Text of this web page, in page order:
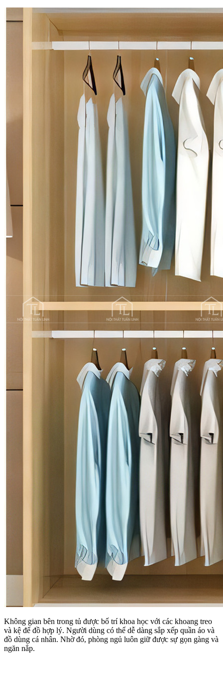
Không gian bên trong tủ được bố trí khoa học với các khoang treo
và kệ để đồ hợp lý. Người dùng có thể dễ dàng sắp xếp quần áo và
đồ dùng cá nhân. Nhờ đó, phòng ngủ luôn giữ được sự gọn gàng và
ngăn nắp.